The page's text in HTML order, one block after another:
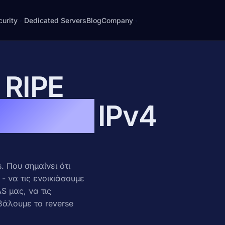
harden
· OSS
Dedicated ServersBlogCompany
Notes from the rack
FAQ
Legal & GDPR
IPv4
Που σημαίνει ότι
τις ενοικιάσουμε
μας, να τις
το reverse